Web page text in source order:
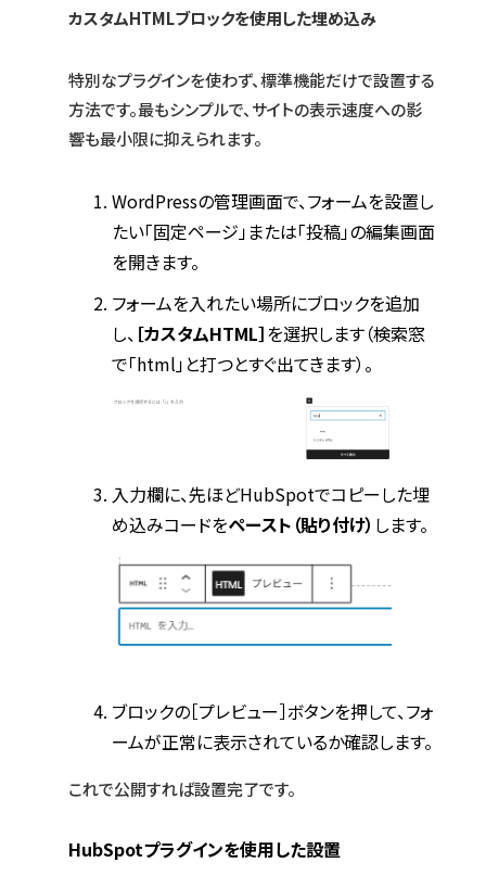
カスタムHTMLブロックを使用した埋め込み
特別なプラグインを使わず、標準機能だけで設置する
方法です。最もシンプルで、サイトの表示速度への影
響も最小限に抑えられます。
WordPressの管理画面で、フォームを設置し
たい「固定ページ」または「投稿」の編集画面
を開きます。
フォームを入れたい場所にブロックを追加
し、 ［カスタムHTML］を選択します（検索窓
で「html」と打つとすぐ出てきます）。
入力欄に、先ほどHubSpotでコピーした埋
め込みコードをペースト（貼り付け） します。
ブロックの［プレビュー］ボタンを押して、フォ
ームが正常に表示されているか確認します。
これで公開すれば設置完了です。
HubSpotプラグインを使用した設置